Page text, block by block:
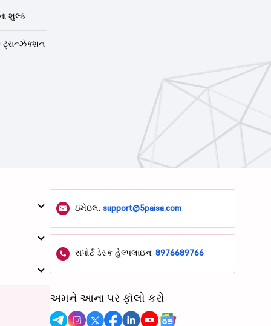
શુલ્ક
ઇમેઇલ:support@5paisa.com
સપોર્ટ ડેસ્ક હેલ્પલાઇન:8976689766
અમને આના પર ફૉલો કરો